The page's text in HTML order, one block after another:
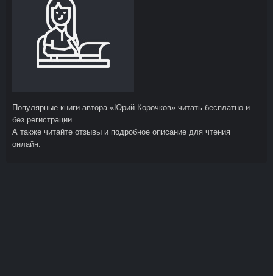
Популярные книги автора «Юрий Корочков» читать бесплатно и
без регистрации.
А также читайте отзывы и подробное описание для чтения
онлайн.